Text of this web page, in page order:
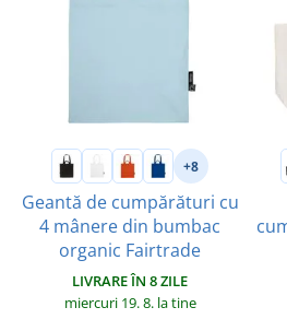
+8
Geantă de cumpărături cu
4 mânere din bumbac
organic Fairtrade
LIVRARE ÎN 8 ZILE
miercuri 19. 8. la tine